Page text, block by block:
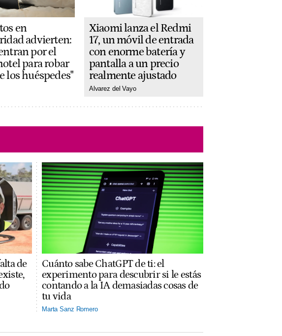
en
advierten:
por el
para robar
los huéspedes"
Xiaomi lanza el Redmi
17, un móvil de entrada
con enorme batería y
pantalla a un precio
realmente ajustado
Alvarez del Vayo
de
Cuánto sabe ChatGPT de ti: el
experimento para descubrir si le estás
contando a la IA demasiadas cosas de
tu vida
Marta Sanz Romero